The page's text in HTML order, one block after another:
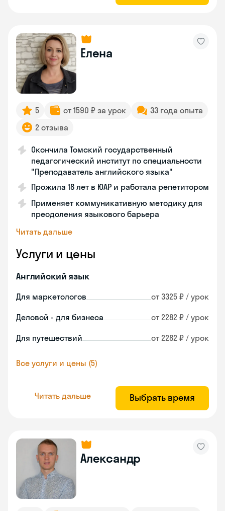
Елена
5 от 1590 ₽ за урок
33 года опыта
2 отзыва
Окончила Томский государственный
педагогический институт по специальности
"Преподаватель английского языка"
Прожила 18 лет в ЮАР и работала репетитором
Применяет коммуникативную методику для
преодоления языкового барьера
Читать дальше
Услуги и цены
Английский язык
Для маркетологов от 3325 ₽ / урок
Деловой - для бизнеса от 2282 ₽ / урок
Для путешествий от 2282 ₽ / урок
Все услуги и цены (5)
Читать дальше Выбрать время
Александр